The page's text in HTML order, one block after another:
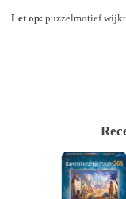
Let op: puzzelmotief wijkt